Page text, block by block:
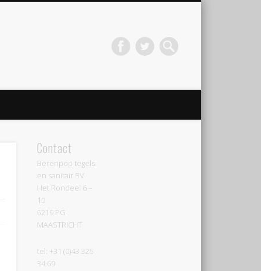
Contact
Berenpop tegels
en sanitair BV
Het Rondeel 6 –
10
6219 PG
MAASTRICHT
tel: +31 (0)43 326
34 69